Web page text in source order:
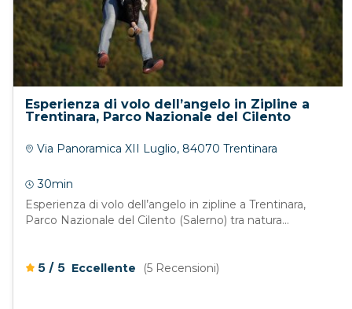
Esperienza di volo dell’angelo in Zipline a
Trentinara, Parco Nazionale del Cilento
Via Panoramica XII Luglio, 84070 Trentinara
30min
Esperienza di volo dell’angelo in zipline a Trentinara,
Parco Nazionale del Cilento (Salerno) tra natura...
5 /5 Eccellente (5 Recensioni)